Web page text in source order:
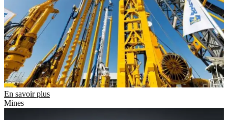
En savoir plus
Mines